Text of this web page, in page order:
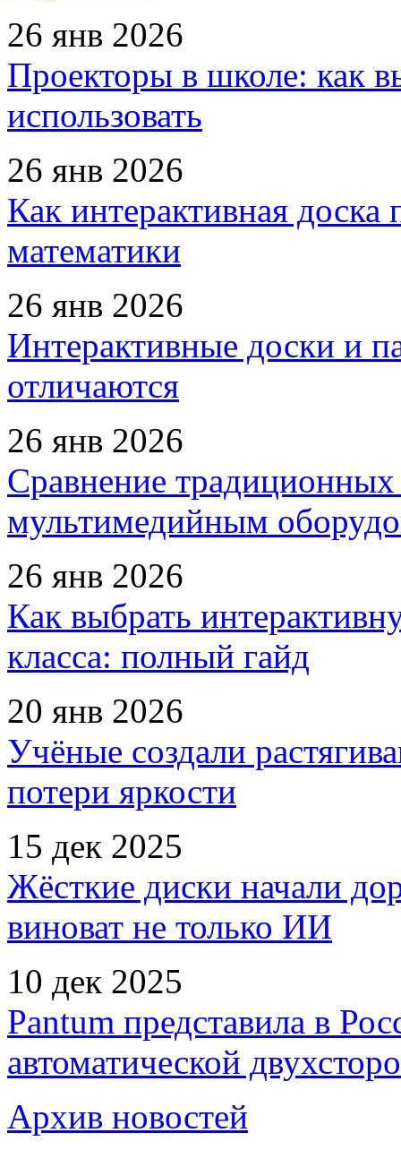
26 янв 2026
Проекторы в школе: как
использовать
26 янв 2026
Как интерактивная доска
математики
26 янв 2026
Интерактивные доски и
отличаются
26 янв 2026
Сравнение
мультимедийным
26 янв 2026
Как выбрать
класса: полный гайд
20 янв 2026
Учёные создали
потери яркости
15 дек 2025
Жёсткие диски начали
виноват не только ИИ
10 дек 2025
Pantum представила в
автоматической
Архив новостей